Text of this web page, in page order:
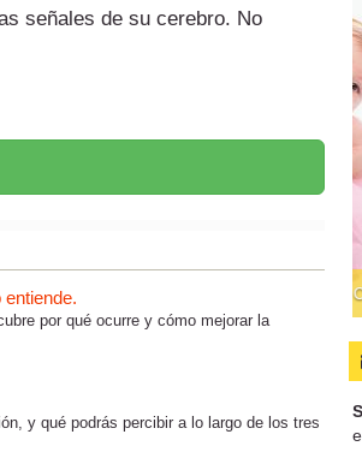
señales de su cerebro. No
por qué ocurre y cómo mejorar la
y qué podrás percibir a lo largo de los tres